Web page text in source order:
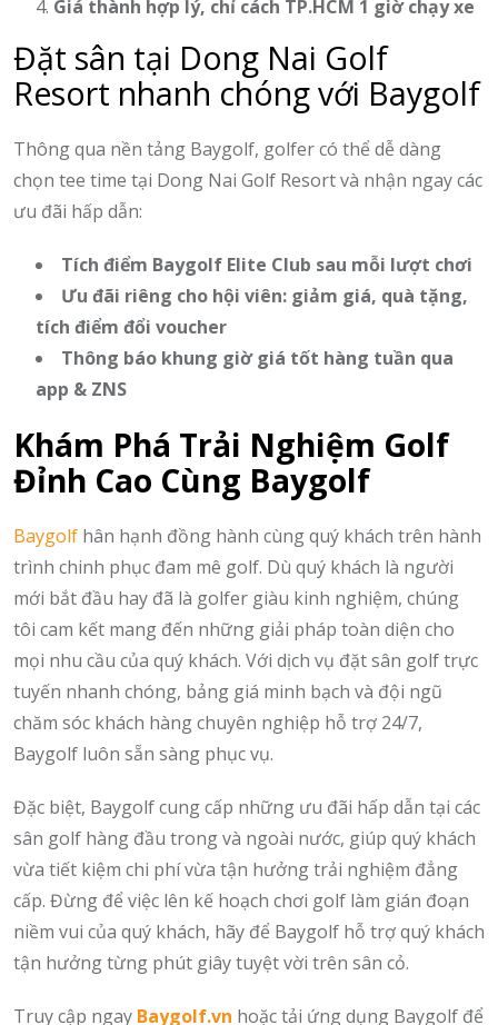
Giá thành hợp lý, chỉ cách TP.HCM 1 giờ chạy xe
Đặt sân tại Dong Nai Golf
Resort nhanh chóng với Baygolf
Thông qua nền tảng Baygolf, golfer có thể dễ dàng
chọn tee time tại Dong Nai Golf Resort và nhận ngay các
ưu đãi hấp dẫn:
Tích điểm Baygolf Elite Club sau mỗi lượt chơi
Ưu đãi riêng cho hội viên: giảm giá, quà tặng,
tích điểm đổi voucher
Thông báo khung giờ giá tốt hàng tuần qua
app & ZNS
Khám Phá Trải Nghiệm Golf
Đỉnh Cao Cùng Baygolf
Baygolf hân hạnh đồng hành cùng quý khách trên hành
trình chinh phục đam mê golf. Dù quý khách là người
mới bắt đầu hay đã là golfer giàu kinh nghiệm, chúng
tôi cam kết mang đến những giải pháp toàn diện cho
mọi nhu cầu của quý khách. Với dịch vụ đặt sân golf trực
tuyến nhanh chóng, bảng giá minh bạch và đội ngũ
chăm sóc khách hàng chuyên nghiệp hỗ trợ 24/7,
Baygolf luôn sẵn sàng phục vụ.
Đặc biệt, Baygolf cung cấp những ưu đãi hấp dẫn tại các
sân golf hàng đầu trong và ngoài nước, giúp quý khách
vừa tiết kiệm chi phí vừa tận hưởng trải nghiệm đẳng
cấp. Đừng để việc lên kế hoạch chơi golf làm gián đoạn
niềm vui của quý khách, hãy để Baygolf hỗ trợ quý khách
tận hưởng từng phút giây tuyệt vời trên sân cỏ.
Truy cập ngay Baygolf.vn hoặc tải ứng dụng Baygolf để